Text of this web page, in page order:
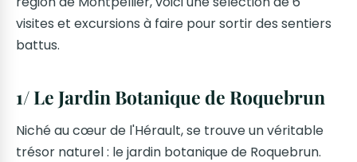
visites et excursions à faire pour sortir des sentiers
battus.
1/ Le Jardin Botanique de Roquebrun
Niché au cœur de l'Hérault, se trouve un véritable
trésor naturel : le jardin botanique de Roquebrun.